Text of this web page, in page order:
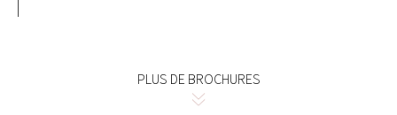
PLUS DE BROCHURES